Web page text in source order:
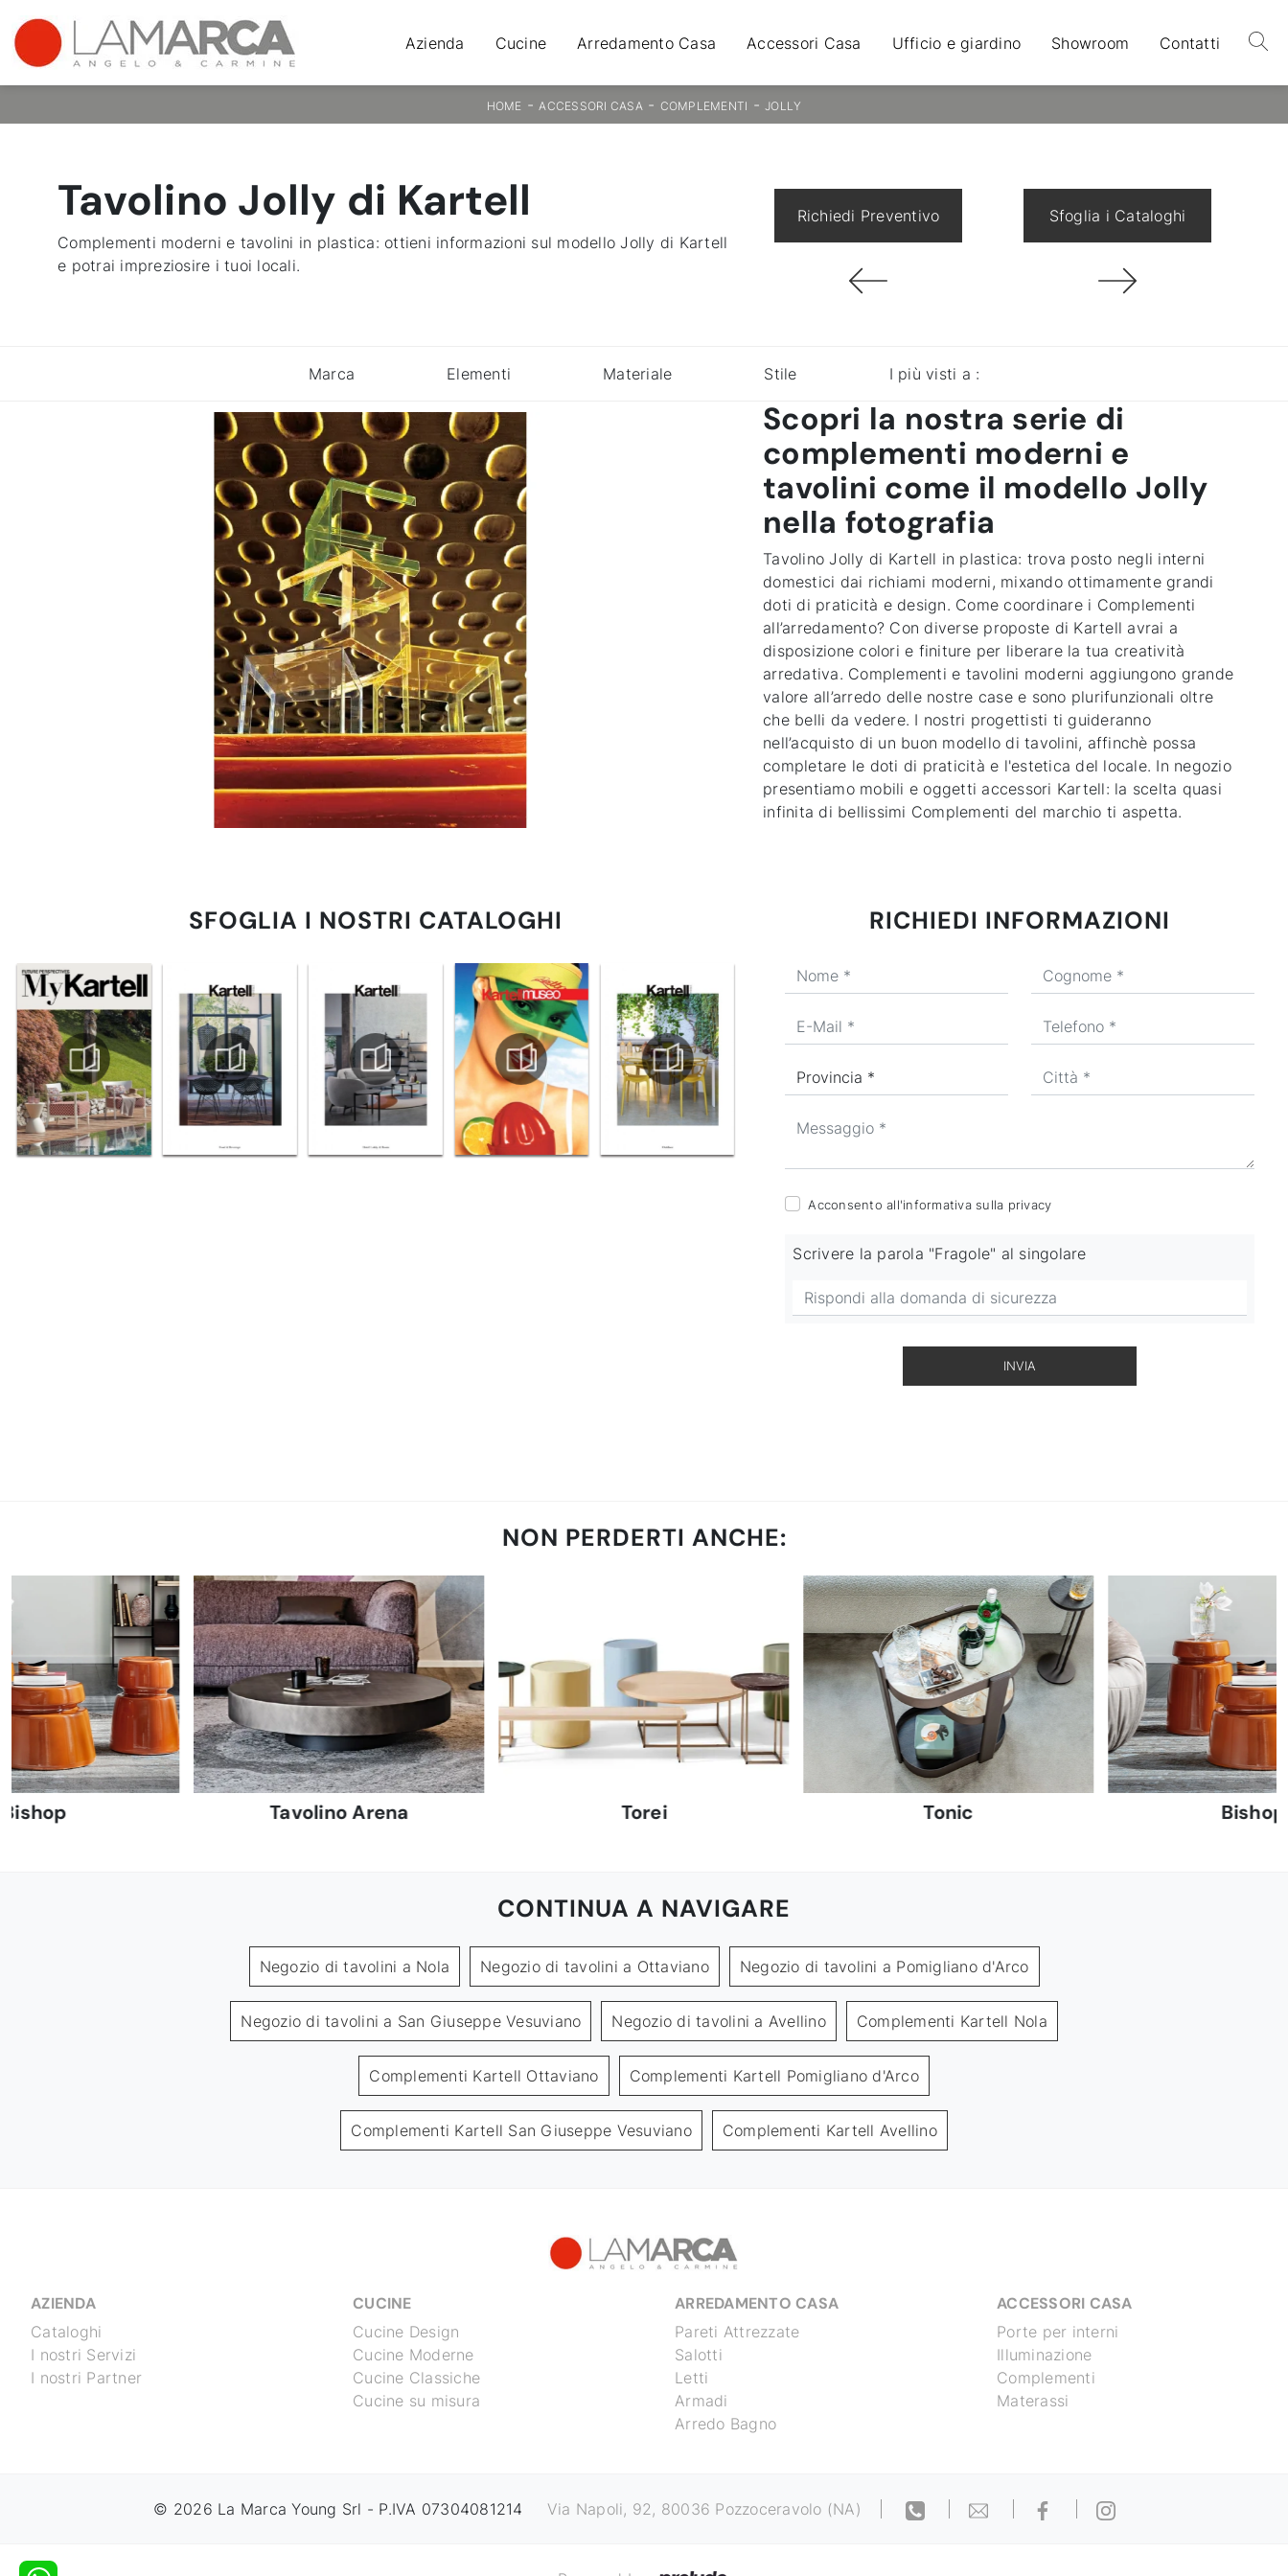
Azienda Cucine Arredamento Casa Accessori Casa Ufficio e giardino Showroom Contatti
HOME -ACCESSORI CASA- COMPLEMENTI -JOLLY
Tavolino Jolly di Kartell
Complementi moderni e tavolini in plastica: ottieni informazioni sul modello Jolly di Kartell
e potrai impreziosire i tuoi locali.
Richiedi Preventivo Sfoglia i Cataloghi
Marca Elementi Materiale Stile I più visti a :
Scopri la nostra serie di
complementi moderni e
tavolini come il modello Jolly
nella fotografia
Tavolino Jolly di Kartell in plastica: trova posto negli interni
domestici dai richiami moderni, mixando ottimamente grandi
doti di praticità e design. Come coordinare i Complementi
all’arredamento? Con diverse proposte di Kartell avrai a
disposizione colori e finiture per liberare la tua creatività
arredativa. Complementi e tavolini moderni aggiungono grande
valore all’arredo delle nostre case e sono plurifunzionali oltre
che belli da vedere. I nostri progettisti ti guideranno
nell’acquisto di un buon modello di tavolini, affinchè possa
completare le doti di praticità e l'estetica del locale. In negozio
presentiamo mobili e oggetti accessori Kartell: la scelta quasi
infinita di bellissimi Complementi del marchio ti aspetta.
SFOGLIA I NOSTRI CATALOGHI RICHIEDI INFORMAZIONI
Acconsento all'informativa sulla privacy
Scrivere la parola "Fragole" al singolare
INVIA
NON PERDERTI ANCHE:
Bishop Tavolino Arena Torei Tonic Bishop
CONTINUA A NAVIGARE
Negozio di tavolini a Nola Negozio di tavolini a Ottaviano Negozio di tavolini a Pomigliano d'Arco
Negozio di tavolini a San Giuseppe Vesuviano Negozio di tavolini a Avellino Complementi Kartell Nola
Complementi Kartell Ottaviano Complementi Kartell Pomigliano d'Arco
Complementi Kartell San Giuseppe Vesuviano Complementi Kartell Avellino
AZIENDA
Cataloghi
I nostri Servizi
I nostri Partner
CUCINE
Cucine Design
Cucine Moderne
Cucine Classiche
Cucine su misura
ARREDAMENTO CASA
Pareti Attrezzate
Salotti
Letti
Armadi
Arredo Bagno
ACCESSORI CASA
Porte per interni
Illuminazione
Complementi
Materassi
© 2026 La Marca Young Srl - P.IVA 07304081214 Via Napoli, 92, 80036 Pozzoceravolo (NA)